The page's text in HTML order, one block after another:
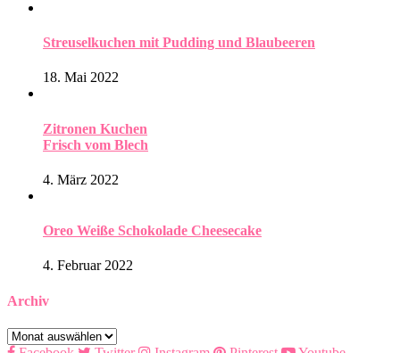
Streuselkuchen mit Pudding und Blaubeeren
18. Mai 2022
Zitronen Kuchen
Frisch vom Blech
4. März 2022
Oreo Weiße Schokolade Cheesecake
4. Februar 2022
Archiv
Archiv